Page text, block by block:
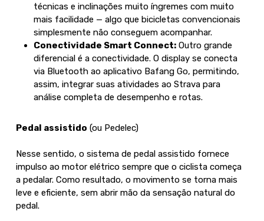
técnicas e inclinações muito íngremes com muito
mais facilidade — algo que bicicletas convencionais
simplesmente não conseguem acompanhar.
Conectividade Smart Connect:Outro grande
diferencial é a conectividade. O display se conecta
via Bluetooth ao aplicativo Bafang Go, permitindo,
assim, integrar suas atividades ao Strava para
análise completa de desempenho e rotas.
Pedal assistido (ou Pedelec)
Nesse sentido, o sistema de pedal assistido fornece
impulso ao motor elétrico sempre que o ciclista começa
a pedalar. Como resultado, o movimento se torna mais
leve e eficiente, sem abrir mão da sensação natural do
pedal.